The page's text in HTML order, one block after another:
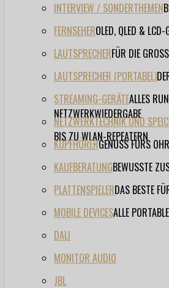
INTERVIEW / SONDERTHEMEN
FERNSEHEROLED, QLED & LCD-
LAUTSPRECHERFÜR DIE
LAUTSPRECHER (PORTABEL)
STREAMING-GERÄTEALLES
NETZWERKWIEDERGABE
NETZWERKTECHNIK UND
BIS ZU WLAN-REPEATERN
KOPFHÖRERGENUSS FÜRS OHR
KAUFBERATUNGBEWUSSTE
PLATTENSPIELERDAS BESTE
MOBILE DEVICESALLE
DALI
MONITOR AUDIO
JBL